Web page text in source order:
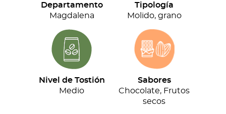
Departamento
Magdalena
Tipología
Molido, grano
Nivel de Tostión
Medio
Sabores
Chocolate, Frutos
secos